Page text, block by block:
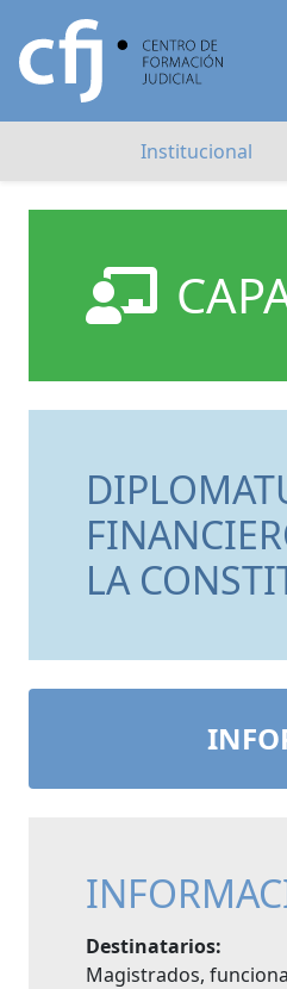
Institucional
LA
Destinatarios:
Magistrados,